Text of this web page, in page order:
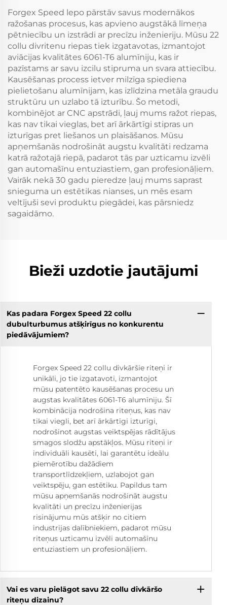
Forgex Speed lepo pārstāv savus modernākos
ražošanas procesus, kas apvieno augstākā līmeņa
pētniecību un izstrādi ar precīzu inženieriju. Mūsu 22
collu divritenu riepas tiek izgatavotas, izmantojot
aviācijas kvalitātes 6061-T6 alumīniju, kas ir
pazīstams ar savu izcilu stipruma un svara attiecību.
Kausēšanas process ietver milzīga spiediena
pielietošanu alumīnijam, kas izlīdzina metāla graudu
struktūru un uzlabo tā izturību. Šo metodi,
kombinējot ar CNC apstrādi, ļauj mums ražot riepas,
kas nav tikai vieglas, bet arī ārkārtīgi stipras un
izturīgas pret liešanos un plaisāšanos. Mūsu
apņemšanās nodrošināt augstu kvalitāti redzama
katrā ražotajā riepā, padarot tās par uzticamu izvēli
gan automašīnu entuziastiem, gan profesionāļiem.
Vairāk nekā 30 gadu pieredze ļauj mums saprast
snieguma un estētikas nianses, un mēs esam
veltījuši sevi produktu piegādei, kas pārsniedz
sagaidāmo.
Bieži uzdotie jautājumi
Kas padara Forgex Speed 22 collu
dubulturbumus atšķirīgus no konkurentu
piedāvājumiem?
Forgex Speed 22 collu divkāršie riteņi ir
unikāli, jo tie izgatavoti, izmantojot
mūsu patentēto kausēšanas procesu un
augstas kvalitātes 6061-T6 alumīniju. Šī
kombinācija nodrošina riteņus, kas nav
tikai viegli, bet arī ārkārtīgi izturīgi,
nodrošinot augstas veiktspējas rādītājus
smagos slodžu apstākļos. Mūsu riteņi ir
individuāli kausēti, lai garantētu ideālu
piemērotību dažādiem
transportlīdzekļiem, uzlabojot gan
veiktspēju, gan estētiku. Papildus tam
mūsu apņemšanās nodrošināt augstu
kvalitāti un precīzu inženierijas
risinājumu mūs atšķir no citiem
industrijas dalībniekiem, padarot mūsu
riteņus uzticamu izvēli automašīnu
entuziastiem un profesionāļiem.
Vai es varu pielāgot savu 22 collu divkāršo
riteņu dizainu?